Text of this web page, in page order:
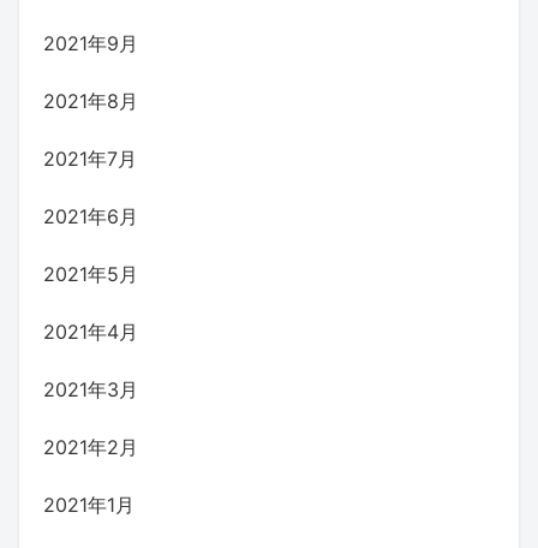
2021年9月
2021年8月
2021年7月
2021年6月
2021年5月
2021年4月
2021年3月
2021年2月
2021年1月